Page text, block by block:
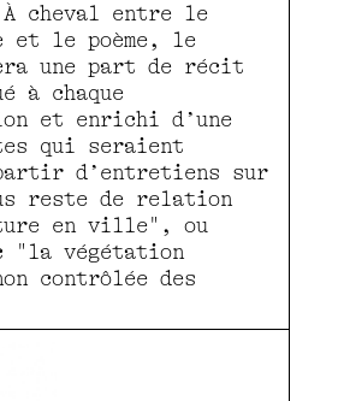
cheval entre le
et le poème, le
une part de récit
à chaque
et enrichi d’une
qui seraient
d’entretiens sur
reste de relation
en ville", ou
"la végétation
contrôlée des